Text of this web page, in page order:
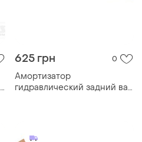
625 грн 0
Амортизатор
гидравлический задний ваз